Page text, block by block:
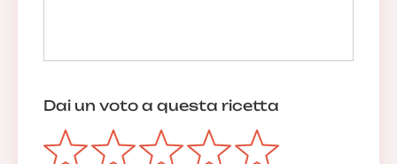
Dai un voto a questa ricetta